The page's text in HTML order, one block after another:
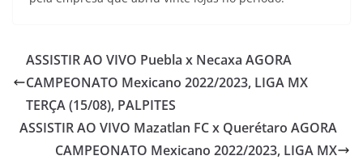
ASSISTIR AO VIVO Puebla x Necaxa AGORA
CAMPEONATO Mexicano 2022/2023, LIGA MX
TERÇA (15/08), PALPITES
ASSISTIR AO VIVO Mazatlan FC x Querétaro AGORA
CAMPEONATO Mexicano 2022/2023, LIGA MX